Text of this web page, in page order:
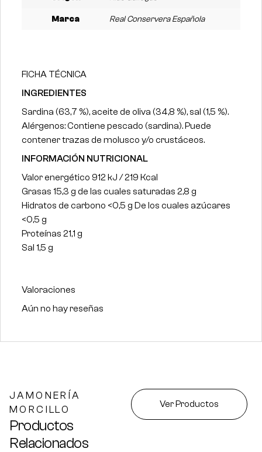
Marca Real Conservera Española
FICHA TÉCNICA
INGREDIENTES
Sardina (63,7 %), aceite de oliva (34,8 %), sal (1,5 %).
Alérgenos: Contiene pescado (sardina). Puede
contener trazas de molusco y/o crustáceos.
INFORMACIÓN NUTRICIONAL
Valor energético 912 kJ / 219 Kcal
Grasas 15,3 g de las cuales saturadas 2,8 g
Hidratos de carbono <0,5 g De los cuales azúcares
<0,5 g
Proteínas 21,1 g
Sal 1,5 g
Valoraciones
Aún no hay reseñas
JAMONERÍA
MORCILLO
Productos
Relacionados
Ver Productos